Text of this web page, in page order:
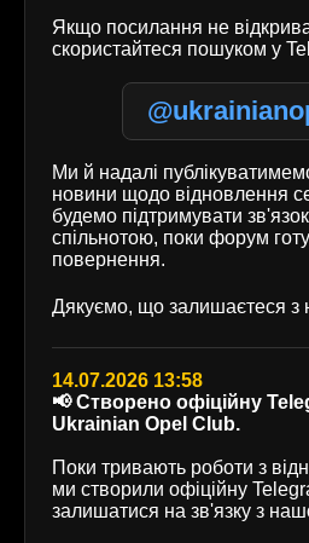
Якщо посилання не
скористайтеся пошуком у
Ми й надалі
новини щодо відновлення
будемо підтримувати
спільнотою, поки форум
повернення.
Дякуємо, що залишаєтеся
14.07.2026 13:58
📢 Створено офіційну
Ukrainian Opel Club.
Поки тривають роботи з
ми створили офіційну
залишатися на зв'язку з